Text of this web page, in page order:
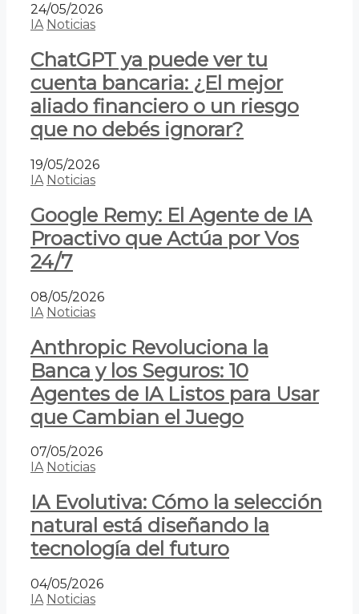
24/05/2026
IA Noticias
ChatGPT ya puede ver tu
cuenta bancaria: ¿El mejor
aliado financiero o un riesgo
que no debés ignorar?
19/05/2026
IA Noticias
Google Remy: El Agente de IA
Proactivo que Actúa por Vos
24/7
08/05/2026
IA Noticias
Anthropic Revoluciona la
Banca y los Seguros: 10
Agentes de IA Listos para Usar
que Cambian el Juego
07/05/2026
IA Noticias
IA Evolutiva: Cómo la selección
natural está diseñando la
tecnología del futuro
04/05/2026
IA Noticias